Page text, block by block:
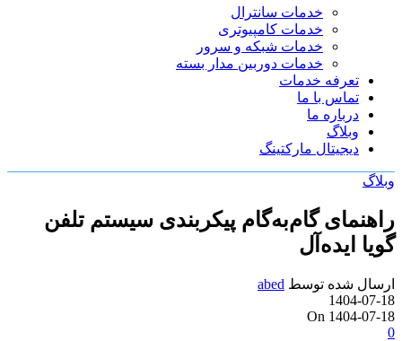
خدمات سانترال
خدمات کامپیوتری
خدمات شبکه و سرور
خدمات دوربین مدار بسته
تعرفه خدمات
تماس با ما
درباره ما
وبلاگ
دیجیتال مارکتینگ
وبلاگ
راهنمای گام‌به‌گام پیکربندی سیستم تلفن
گویا ایده‌آل
ارسال شده توسط abed
1404-07-18
On 1404-07-18
0